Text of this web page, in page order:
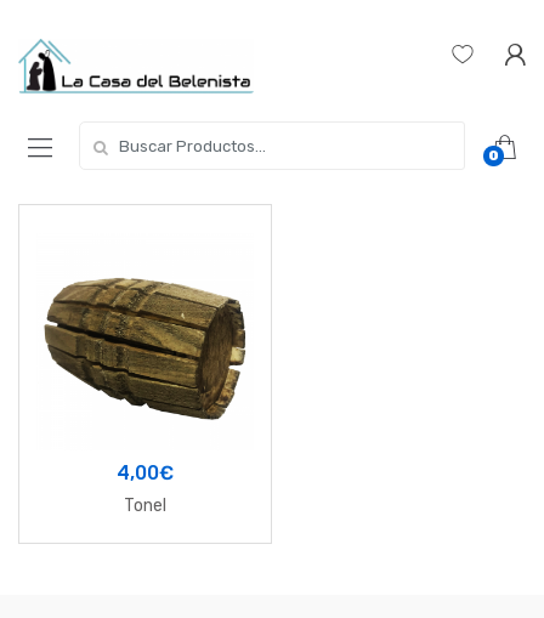
navigation
content
por:
0
4,00€
Tonel